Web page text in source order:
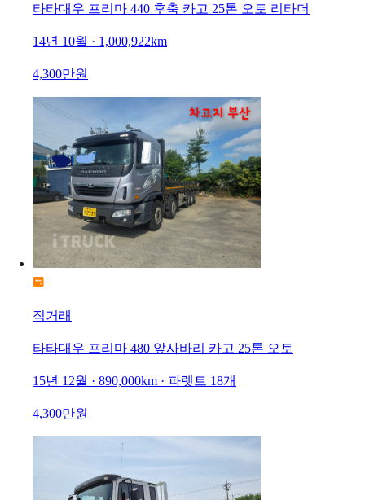
타타대우 프리마 440 후축 카고 25톤 오토 리타더
14년 10월 · 1,000,922km
4,300만원
직거래
타타대우 프리마 480 앞사바리 카고 25톤 오토
15년 12월 · 890,000km · 파렛트 18개
4,300만원